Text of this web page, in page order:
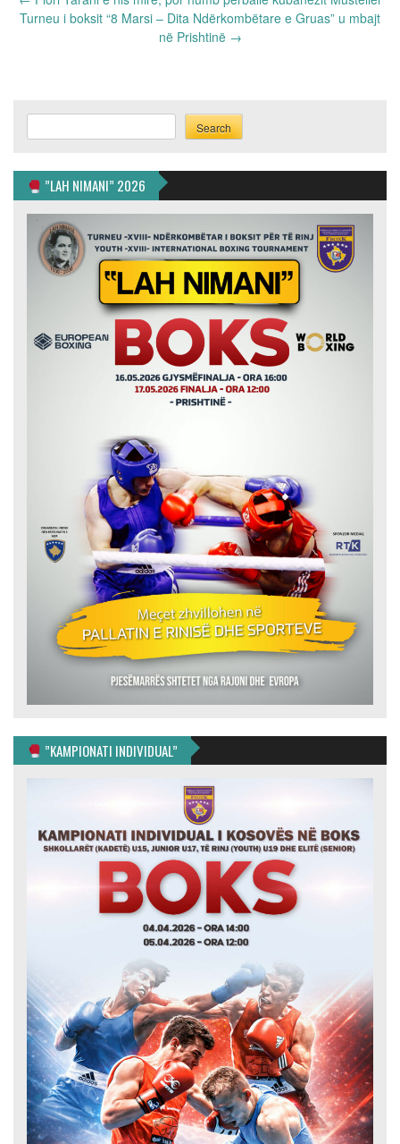
navigation
Turneu i boksit “8 Marsi – Dita Ndërkombëtare e Gruas” u mbajt
në Prishtinë →
Search
”LAH NIMANI” 2026
”KAMPIONATI INDIVIDUAL”